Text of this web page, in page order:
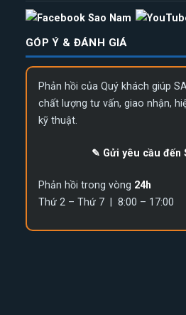
GÓP Ý & ĐÁNH GIÁ
Phản hồi của Quý khách giúp
chất lượng tư vấn, giao nhận,
kỹ thuật.
✎ Gửi yêu cầu đến
Phản hồi trong vòng 24h
Thứ 2 – Thứ 7 | 8:00 – 17:00